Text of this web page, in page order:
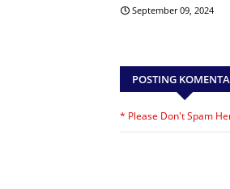
September 09, 2024
POSTING
* Please Don't Spam